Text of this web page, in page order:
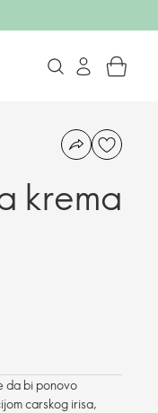
krema
da bi ponovo
carskog irisa,